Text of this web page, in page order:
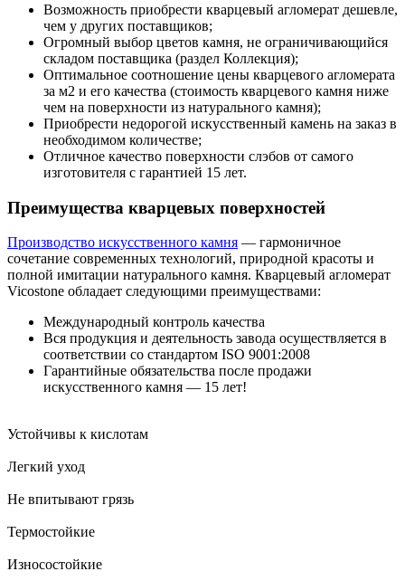
Возможность приобрести кварцевый агломерат дешевле,
чем у других поставщиков;
Огромный выбор цветов камня, не ограничивающийся
складом поставщика (раздел Коллекция);
Оптимальное соотношение цены кварцевого агломерата
за м2 и его качества (стоимость кварцевого камня ниже
чем на поверхности из натурального камня);
Приобрести недорогой искусственный камень на заказ в
необходимом количестве;
Отличное качество поверхности слэбов от самого
изготовителя с гарантией 15 лет.
Преимущества кварцевых поверхностей
Производство искусственного камня — гармоничное
сочетание современных технологий, природной красоты и
полной имитации натурального камня. Кварцевый агломерат
Vicostone обладает следующими преимуществами:
Международный контроль качества
Вся продукция и деятельность завода осуществляется в
соответствии со стандартом ISO 9001:2008
Гарантийные обязательства после продажи
искусственного камня — 15 лет!
Устойчивы к кислотам
Легкий уход
Не впитывают грязь
Термостойкие
Износостойкие